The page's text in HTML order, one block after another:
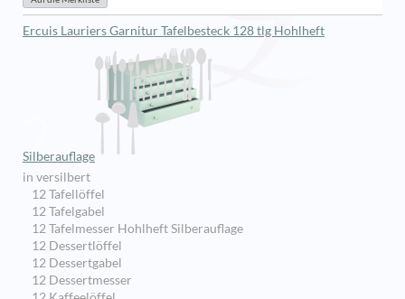
Ercuis Lauriers Garnitur Tafelbesteck 128 tlg Hohlheft
Silberauflage
in versilbert
12 Tafellöffel
12 Tafelgabel
12 Tafelmesser Hohlheft Silberauflage
12 Dessertlöffel
12 Dessertgabel
12 Dessertmesser